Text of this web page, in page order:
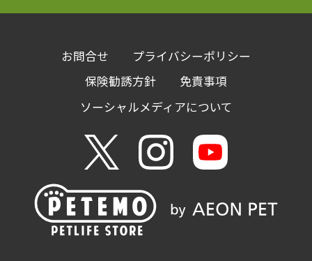
お問合せ
プライバシーポリシー
保険勧誘方針
免責事項
ソーシャルメディアについて